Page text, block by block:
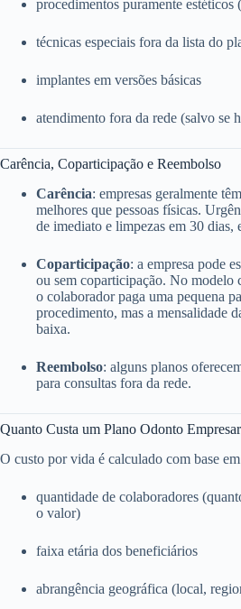
procedimentos puramente estéticos
técnicas especiais fora da lista do
implantes em versões básicas
atendimento fora da rede (salvo se
Carência, Coparticipação e Reembolso
Carência: empresas geralmente
melhores que pessoas físicas.
de imediato e limpezas em 30 dias,
Coparticipação: a empresa pode
ou sem coparticipação. No modelo
o colaborador paga uma pequena
procedimento, mas a mensalidade
baixa.
Reembolso: alguns planos
para consultas fora da rede.
Quanto Custa um Plano Odonto
O custo por vida é calculado com base
quantidade de colaboradores
o valor)
faixa etária dos beneficiários
abrangência geográfica (local,